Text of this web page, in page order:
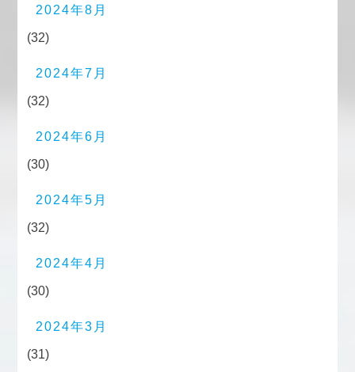
2024年8月
(32)
2024年7月
(32)
2024年6月
(30)
2024年5月
(32)
2024年4月
(30)
2024年3月
(31)